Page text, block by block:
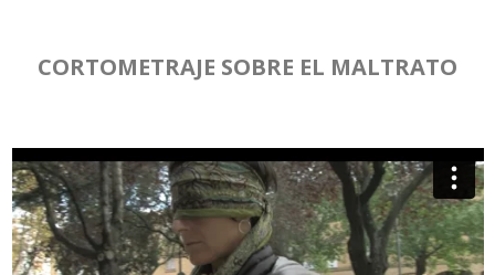
CORTOMETRAJE SOBRE EL MALTRATO